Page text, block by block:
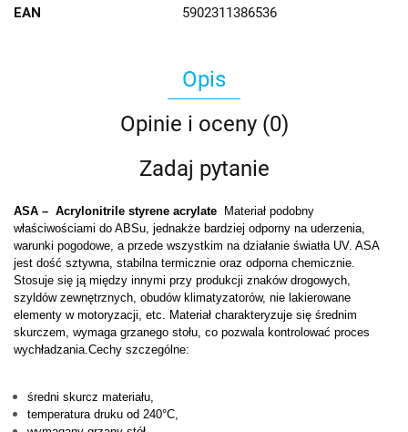
EAN 5902311386536
Opis
Opinie i oceny (0)
Zadaj pytanie
ASA – Acrylonitrile styrene acrylate
Materiał podobny
właściwościami do ABSu, jednakże bardziej odporny na uderzenia,
warunki pogodowe, a przede wszystkim na działanie światła UV. ASA
jest dość sztywna, stabilna termicznie oraz odporna chemicznie.
Stosuje się ją między innymi przy produkcji znaków drogowych,
szyldów zewnętrznych, obudów klimatyzatorów, nie lakierowane
elementy w motoryzacji, etc. Materiał charakteryzuje się średnim
skurczem, wymaga grzanego stołu, co pozwala kontrolować proces
wychładzania.Cechy szczególne:
średni skurcz materiału,
temperatura druku od 240°C,